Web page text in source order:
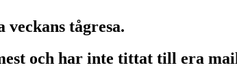
tågresa.
och har inte tittat till era